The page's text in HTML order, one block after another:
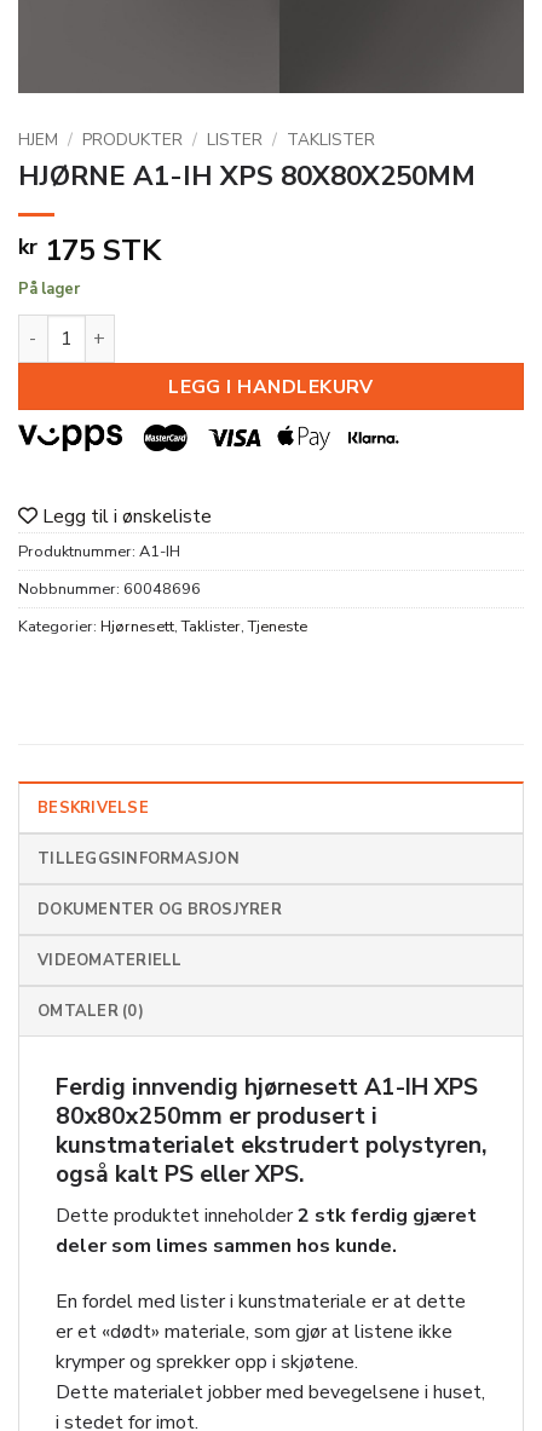
HJEM / PRODUKTER / LISTER / TAKLISTER
HJØRNE A1-IH XPS 80X80X250MM
kr 175 STK
På lager
HJØRNE A1-IH XPS 80X80X250MM antall
LEGG I HANDLEKURV
Legg til i ønskeliste
Produktnummer: A1-IH
Nobbnummer: 60048696
Kategorier: Hjørnesett,Taklister,Tjeneste
BESKRIVELSE
TILLEGGSINFORMASJON
DOKUMENTER OG BROSJYRER
VIDEOMATERIELL
OMTALER (0)
Ferdig innvendig hjørnesettA1-IH XPS
80x80x250mm er produsert i
kunstmaterialet ekstrudert polystyren,
også kalt PS eller XPS.
Dette produktet inneholder2 stk ferdig gjæret
deler som limes sammen hos kunde.
En fordel med lister i kunstmateriale er at dette
er et «dødt» materiale, som gjør at listene ikke
krymper og sprekker opp i skjøtene.
Dette materialet jobber med bevegelsene i huset,
i stedet for imot.